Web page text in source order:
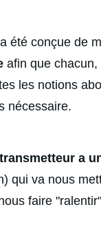
été conçue de
afin que
les notions
nécessaire.
a
qui va nous
faire